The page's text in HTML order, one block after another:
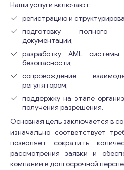
Наши услуги включают:
регистрацию и
подготовку полного
документации;
разработку AML
безопасности;
сопровождение
регулятором;
поддержку на этапе
получения разрешения.
Основная цель заключается в
изначально соответствует
позволяет сократить
рассмотрения заявки и
компании в долгосрочной